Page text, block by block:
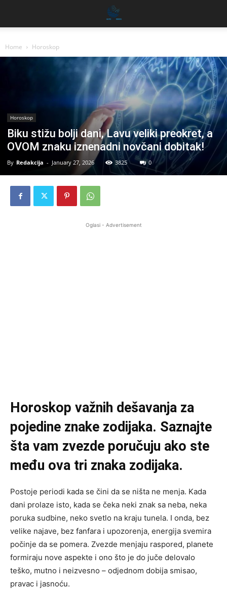
Home Horoskop
Horoskop
Biku stižu bolji dani, Lavu veliki preokret, a
OVOM znaku iznenadni novčani dobitak!
By Redakcija - January 27, 2026 3825 0
Oglasi - Advertisement
Horoskop važnih dešavanja za
pojedine znake zodijaka. Saznajte
šta vam zvezde poručuju ako ste
među ova tri znaka zodijaka.
Postoje periodi kada se čini da se ništa ne menja. Kada
dani prolaze isto, kada se čeka neki znak sa neba, neka
poruka sudbine, neko svetlo na kraju tunela. I onda, bez
velike najave, bez fanfara i upozorenja, energija svemira
počinje da se pomera. Zvezde menjaju raspored, planete
formiraju nove aspekte i ono što je do juče delovalo
teško, mutno i neizvesno – odjednom dobija smisao,
pravac i jasnoću.